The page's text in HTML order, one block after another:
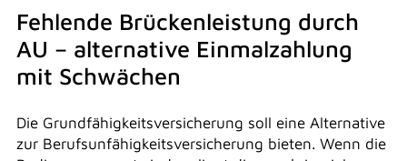
Fehlende Brückenleistung durch
AU – alternative Einmalzahlung
mit Schwächen
Die Grundfähigkeitsversicherung soll eine Alternative
zur Berufsunfähigkeitsversicherung bieten. Wenn die